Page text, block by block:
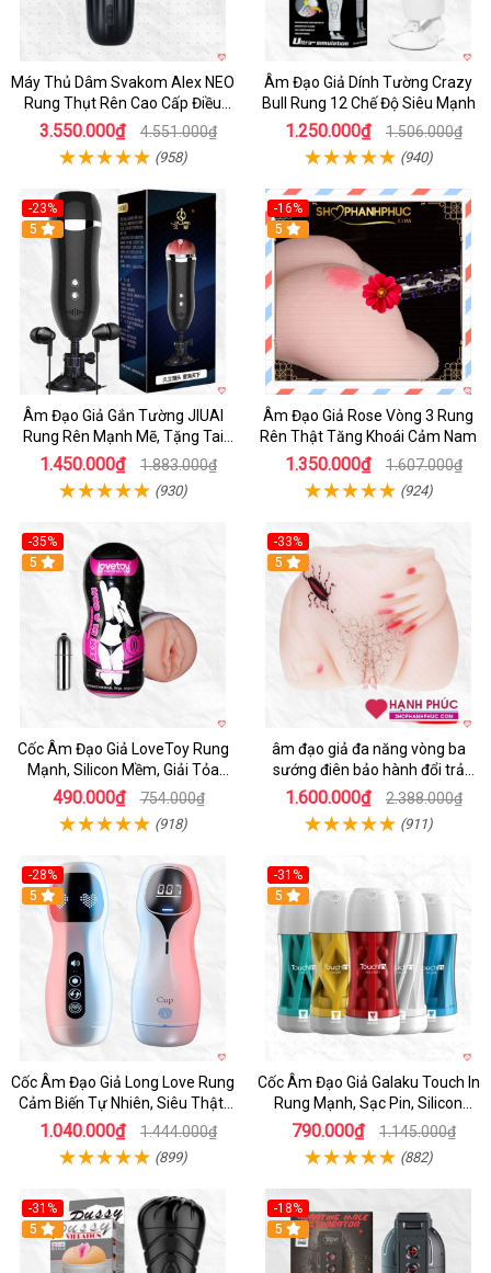
Máy Thủ Dâm Svakom Alex NEO
Rung Thụt Rên Cao Cấp Điều
Khiển App
3.550.000₫ 4.551.000₫
(958)
Âm Đạo Giả Dính Tường Crazy
Bull Rung 12 Chế Độ Siêu Mạnh
1.250.000₫ 1.506.000₫
(940)
-23%
5
Âm Đạo Giả Gắn Tường JIUAI
Rung Rên Mạnh Mẽ, Tặng Tai
Nghe
1.450.000₫ 1.883.000₫
(930)
-16%
5
Âm Đạo Giả Rose Vòng 3 Rung
Rên Thật Tăng Khoái Cảm Nam
1.350.000₫ 1.607.000₫
(924)
-35%
5
Cốc Âm Đạo Giả LoveToy Rung
Mạnh, Silicon Mềm, Giải Tỏa
Sinh Lý
490.000₫ 754.000₫
(918)
-33%
5
âm đạo giả đa năng vòng ba
sướng điên bảo hành đổi trả
nhanh
1.600.000₫ 2.388.000₫
(911)
-28%
5
Cốc Âm Đạo Giả Long Love Rung
Cảm Biến Tự Nhiên, Siêu Thật,
Sướng
1.040.000₫ 1.444.000₫
(899)
-31%
Hot
5
Cốc Âm Đạo Giả Galaku Touch In
Rung Mạnh, Sạc Pin, Silicon
Mềm
790.000₫ 1.145.000₫
(882)
-31%
5
-18%
5